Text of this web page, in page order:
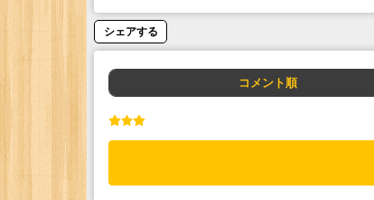
シェアする
コメント順